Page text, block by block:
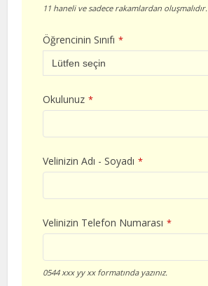
11 haneli ve sadece rakamlardan oluşmalıdır.
Öğrencinin Sınıfı *
Okulunuz *
Velinizin Adı - Soyadı *
Velinizin Telefon Numarası *
0544 xxx yy xx formatında yazınız.